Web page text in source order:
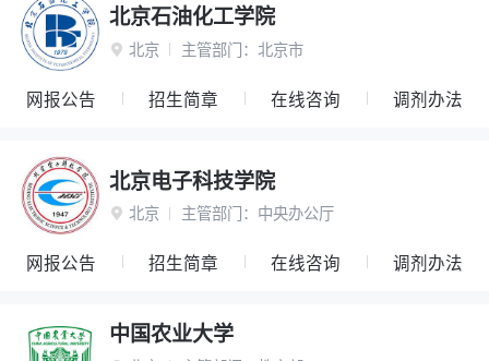
北京石油化工学院
 北京 主管部门： 北京市
网报公告 招生简章 在线咨询 调剂办法
北京电子科技学院
 北京 主管部门： 中央办公厅
网报公告 招生简章 在线咨询 调剂办法
中国农业大学